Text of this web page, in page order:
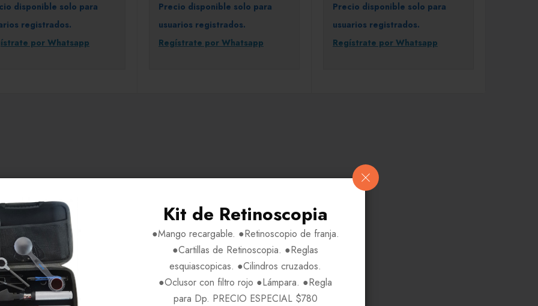
Kit de Retinoscopia
●Mango recargable. ●Retinoscopio de franja.
●Cartillas de Retinoscopia. ●Reglas
esquiascopicas. ●Cilindros cruzados.
●Oclusor con filtro rojo ●Lámpara. ●Regla
para Dp. PRECIO ESPECIAL $780
disponible solo para
registrados.
por Whatsapp
Precio disponible solo para
usuarios registrados.
Regístrate por Whatsapp
Precio disponible solo para
usuarios registrados.
Regístrate por Whatsapp